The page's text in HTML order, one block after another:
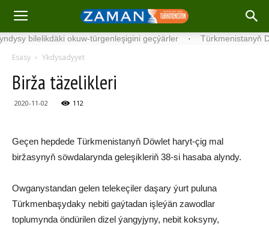
bi­le­lik­dä­ki okuw-tür­gen­le­şigini geçýärler · Türkmenistanyň
Esasy Ykdysadyyet
Birža täzelikleri
2020-11-02 112
Geçen hepdede Türkmenistanyň Döwlet haryt-çig mal
biržasynyň söwdalarynda geleşikleriň 38-si hasaba alyndy.
Owganystandan gelen telekeçiler daşary ýurt puluna
Türkmenbaşydaky nebiti gaýtadan işleýän zawodlar
toplumynda öndürilen dizel ýangyjyny, nebit koksyny,